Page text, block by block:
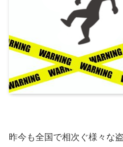
昨今も全国で相次ぐ様々な盗